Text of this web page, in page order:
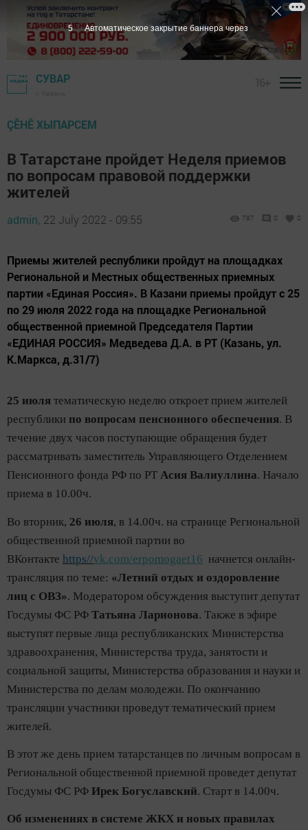
СУВАР
ÇӖНӖ ХЫПАРСЕМ
В Татарстане пройдет Неделя приемов
по вопросам правовой поддержки
жителей
admin, 22 July 2022 - 09:55 787 0 0
Приемы жителей республики пройдут на площадках
Региональной и Местных общественных приемных
партии «Единая Россия». В Казани приемы пройдут с 25
по 29 июля 2022 года на площадке Региональной
общественной приемной Председателя Партии
«ЕДИНАЯ РОССИЯ» Медведева Д.А. в РТ (Казань, ул.
К.Маркса, д.31/7)
25 июля тематическую неделю откроет прием жителей
республики по вопросам пенсионного обеспечения. В
течение двух часов поступающие обращения будет
рассматривать заместитель Управляющего Отделением
Пенсионного фонда РФ по РТ Асия Валиуллина. Начало
приема в 10.00ч.
Во вторник, 26 июля, в 14.00ч. на странице Региональной
общественной приемной партии во
ВКонтакте https//vk.com/erpomogaet16 начнется онлайн-
трансляция по теме: «Летний отдых и оздоровление
лиц с ОВЗ». Модератором обсуждения выступит депутат
Госдумы ФС РФ Татьяна Ларионова. Также в эфире
выступят первые лица республиканских Министерства
здравоохранения, Министерства труда, занятости и
социальной защиты, Министерства образования и науки и
Министерства по делам молодежи. По окончанию
трансляции участники проведут тематический прием
жителей.
В этот же день прием татарстанцев по личным вопросам в
Региональной общественной приемной проведет депутат
Госдумы ФС РФ Ирек Богуславский. Старт в 14.00ч.
Об изменениях в системе ЖКХ и новых правилах
4 Автоматическое закрытие баннера через